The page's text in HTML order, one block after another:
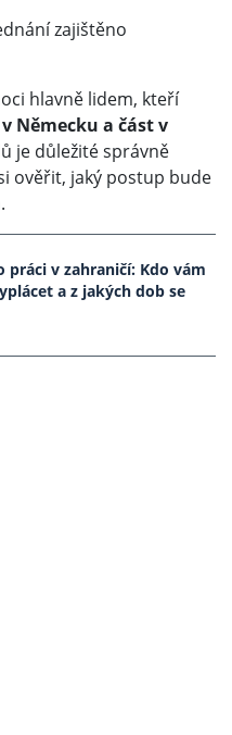
zajištěno
hlavně lidem, kteří
Německu a část v
je důležité správně
ověřit, jaký postup bude
práci v zahraničí: Kdo vám
a z jakých dob se